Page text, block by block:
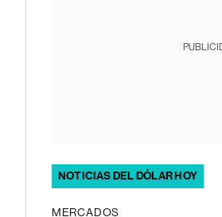
NOTICIAS DEL DÓLAR HOY
MERCADOS